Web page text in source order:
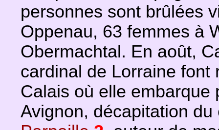
personnes sont brûlées
Oppenau, 63 femmes à
Obermachtal. En août,
cardinal de Lorraine font
Calais où elle embarque
Avignon, décapitation